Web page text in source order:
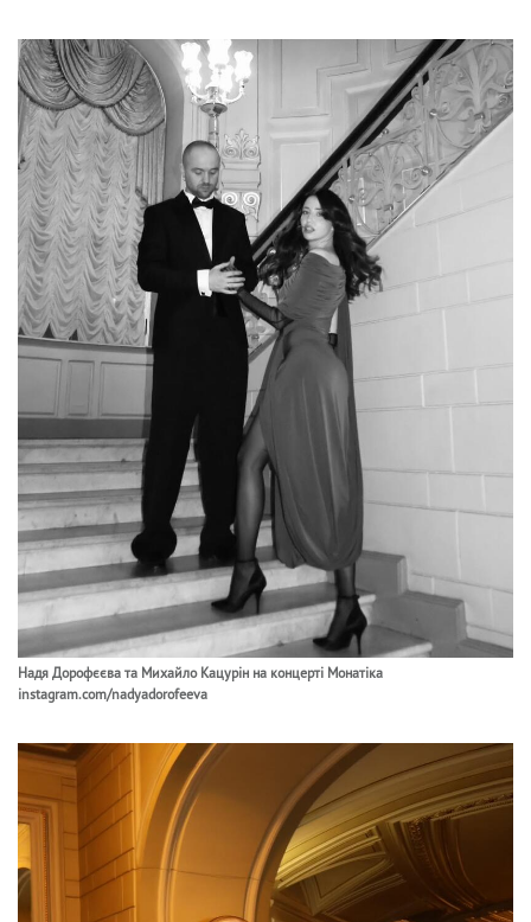
Надя Дорофєєва та Михайло Кацурін на концерті Монатіка
instagram.com/nadyadorofeeva